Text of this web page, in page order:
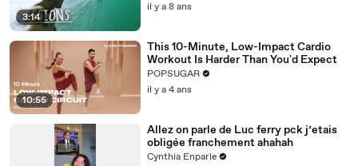
3:14
il y a 8 ans
10:55
This 10-Minute, Low-Impact Cardio
Workout Is Harder Than You'd Expect
POPSUGAR
il y a 4 ans
Allez on parle de Luc ferry pck j’etais
obligée franchement ahahah
Cynthia Enparle